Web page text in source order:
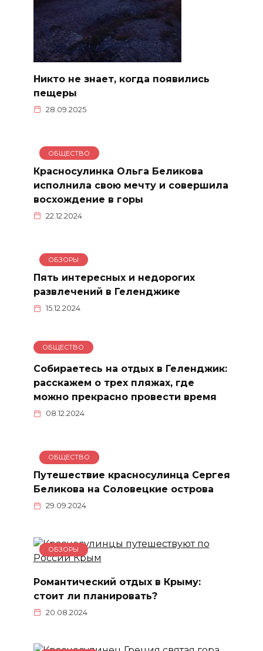
Никто не знает, когда появились
пещеры
28.09.2025
ОБЩЕСТВО
Красносулинка Ольга Беликова
исполнила свою мечту и совершила
восхождение в горы
22.12.2024
ОБЗОРЫ
Пять интересных и недорогих
развлечений в Геленджике
15.12.2024
ОБЩЕСТВО
Собираетесь на отдых в Геленджик:
расскажем о трех пляжах, где
можно прекрасно провести время
08.12.2024
ОБЩЕСТВО
Путешествие красносулинца Сергея
Беликова на Соловецкие острова
29.09.2024
ОБЗОРЫ
Романтический отдых в Крыму:
стоит ли планировать?
20.08.2024